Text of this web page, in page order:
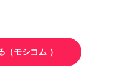
モシコム ）